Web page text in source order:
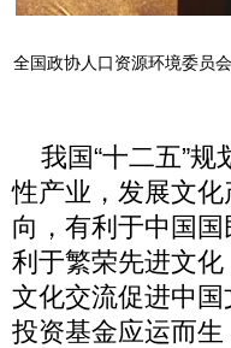
全国政协人口资源环境委员
我国“十二五”规
性产业，发展文
向，有利于中国
利于繁荣先进文
文化交流促进中
投资基金应运而